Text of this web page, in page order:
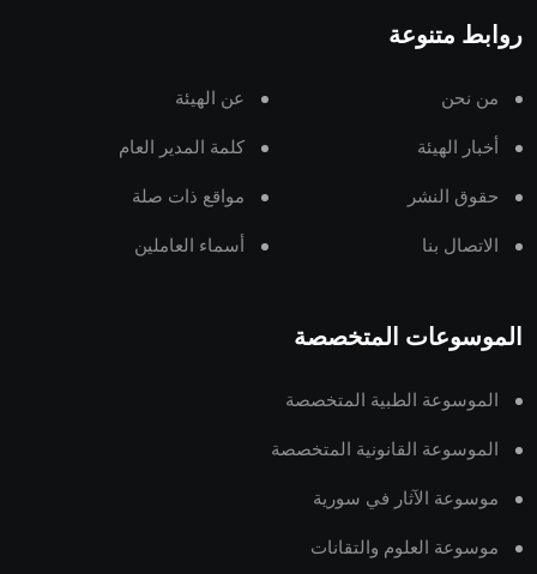
روابط متنوعة
من نحن عن الهيئة
أخبار الهيئة كلمة المدير العام
حقوق النشر مواقع ذات صلة
الاتصال بنا أسماء العاملين
الموسوعات المتخصصة
الموسوعة الطبية المتخصصة
الموسوعة القانونية المتخصصة
موسوعة الآثار في سورية
موسوعة العلوم والتقانات